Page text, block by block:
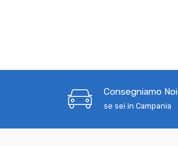
Consegniamo Noi
se sei in Campania